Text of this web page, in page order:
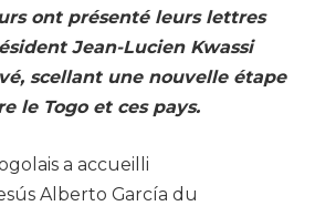
ont présenté leurs lettres
Jean-Lucien Kwassi
scellant une nouvelle étape
le Togo et ces pays.
a accueilli
Alberto García du